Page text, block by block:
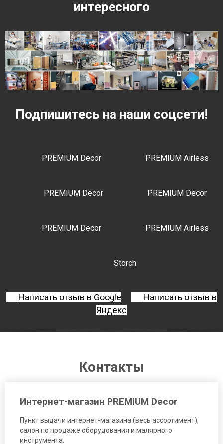
интересного
Подпишитесь на наши соцсети!
PREMIUM Decor PREMIUM Airless
PREMIUM Decor PREMIUM Decor
PREMIUM Decor PREMIUM Airless
Storch
Написать отзыв в Google
Написать отзыв в
Яндекс
Контакты
Интернет-магазин PREMIUM Decor
Пункт выдачи интернет-магазина (весь ассортимент),
салон по продаже оборудования и малярного
инструмента: